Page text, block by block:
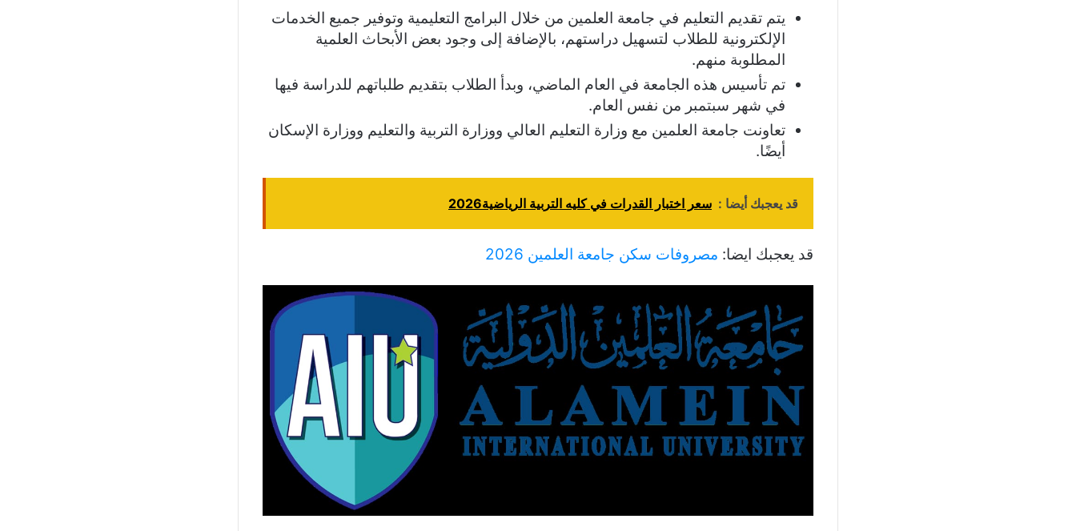
يتم تقديم التعليم في جامعة العلمين من خلال البرامج التعليمية وتوفير جميع الخدمات
الإلكترونية للطلاب لتسهيل دراستهم، بالإضافة إلى وجود بعض الأبحاث العلمية
المطلوبة منهم.
تم تأسيس هذه الجامعة في العام الماضي، وبدأ الطلاب بتقديم طلباتهم للدراسة فيها
في شهر سبتمبر من نفس العام.
تعاونت جامعة العلمين مع وزارة التعليم العالي ووزارة التربية والتعليم ووزارة الإسكان
أيضًا.
قد يعجبك أيضا : سعر اختبار القدرات في كليه التربية الرياضية2026
قد يعجبك ايضا: مصروفات سكن جامعة العلمين 2026